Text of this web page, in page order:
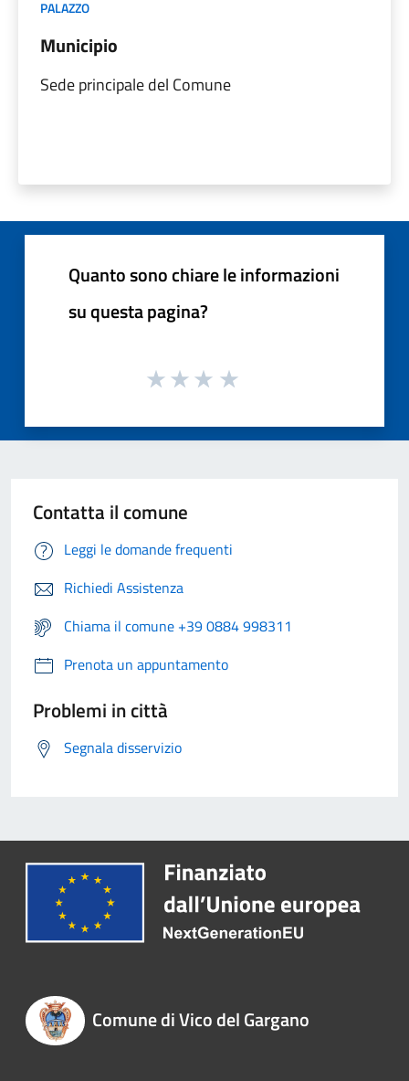
PALAZZO
Municipio
Sede principale del Comune
Quanto sono chiare le informazioni
su questa pagina?
Contatta il comune
Leggi le domande frequenti
Richiedi Assistenza
Chiama il comune +39 0884 998311
Prenota un appuntamento
Problemi in città
Segnala disservizio
Comune di Vico del Gargano